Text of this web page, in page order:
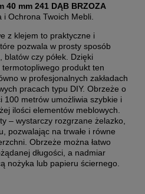
40 mm 241 DĄB BRZOZA
i Ochrona Twoich Mebli.
z klejem to praktyczne i
pozwala w prosty sposób
czy półek. Dzięki
produkt ten
w profesjonalnych zakładach
pracach typu DIY. Obrzeże o
100 metrów umożliwia szybkie i
ilości elementów meblowych.
– wystarczy rozgrzane żelazko,
pozwalając na trwałe i równe
Obrzeże można łatwo
długości, a nadmiar
nożyka lub papieru ściernego.